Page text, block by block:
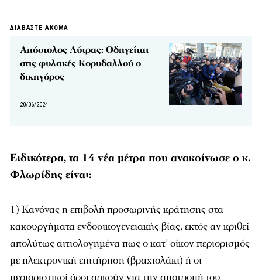
ΔΙΑΒΑΣΤΕ ΑΚΟΜΑ
Απόστολος Λύτρας: Οδηγείται
στις φυλακές Κορυδαλλού ο
δικηγόρος
20/06/2024
Ειδικότερα, τα 14 νέα μέτρα που ανακοίνωσε ο κ.
Φλωρίδης είναι:
1) Κανόνας η επιβολή προσωρινής κράτησης στα
κακουργήματα ενδοοικογενειακής βίας, εκτός αν κριθεί
απολύτως αιτιολογημένα πως ο κατ’ οίκον περιορισμός
με ηλεκτρονική επιτήρηση (βραχιολάκι) ή οι